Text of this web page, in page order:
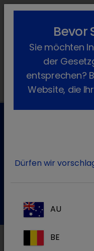
Equishield
Kontaktieren Sie
Tel.: 05572 / 40242-55
Bevor
Sie möchten
der
entsprechen?
Website, die
Dürfen wir
AU
BE